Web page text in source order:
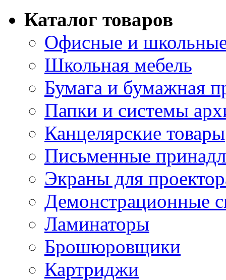
Каталог товаров
Офисные и
Школьная мебель
Бумага и бумажная
Папки и системы
Канцелярские товары
Письменные
Экраны для
Демонстрационные
Ламинаторы
Брошюровщики
Картриджи